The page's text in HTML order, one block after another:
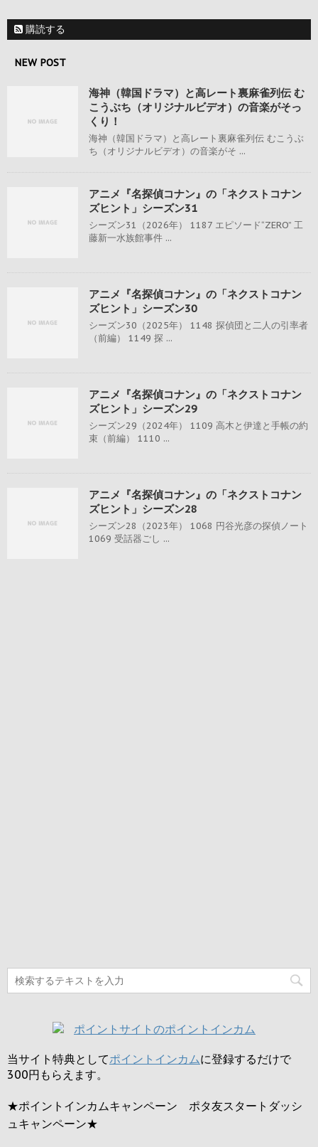
購読する
NEW POST
海神（韓国ドラマ）と高レート裏麻雀列伝 む
こうぶち（オリジナルビデオ）の音楽がそっ
くり！
海神（韓国ドラマ）と高レート裏麻雀列伝 むこうぶ
ち（オリジナルビデオ）の音楽がそ ...
アニメ『名探偵コナン』の「ネクストコナン
ズヒント」シーズン31
シーズン31（2026年） 1187 エピソード“ZERO” 工
藤新一水族館事件 ...
アニメ『名探偵コナン』の「ネクストコナン
ズヒント」シーズン30
シーズン30（2025年） 1148 探偵団と二人の引率者
（前編） 1149 探 ...
アニメ『名探偵コナン』の「ネクストコナン
ズヒント」シーズン29
シーズン29（2024年） 1109 高木と伊達と手帳の約
束（前編） 1110 ...
アニメ『名探偵コナン』の「ネクストコナン
ズヒント」シーズン28
シーズン28（2023年） 1068 円谷光彦の探偵ノート
1069 受話器ごし ...
当サイト特典としてポイントインカムに登録するだけで
300円 もらえます。
★ポイントインカムキャンペーン ポタ友スタートダッシ
ュキャンペーン★